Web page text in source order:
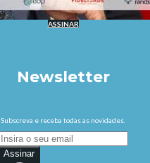
ASSINAR
Newsletter
Subscreva e receba todas as novidades.
Assinar